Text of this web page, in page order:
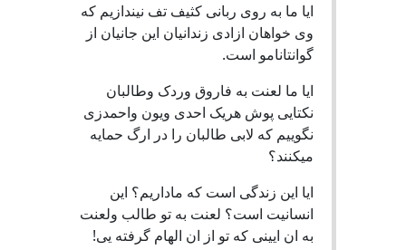
ایا ما به روی ربانی کثیف تف نیندازیم که
وی خواهان ازادی زندانیان این جانیان از
گوانتانامو است.
ایا ما لعنت به فاروق وردک وطالبان
نکتایی پوش هریک احدی ویون واحمدزی
نگوییم که لابی طالبان را در ارگ حمایه
میکنند؟
ایا این زندگی است که ماداریم؟ این
انسانیت است؟ لعنت به تو طالب ولعنت
به ان ایینی که تو از ان الهام گرفته یی!